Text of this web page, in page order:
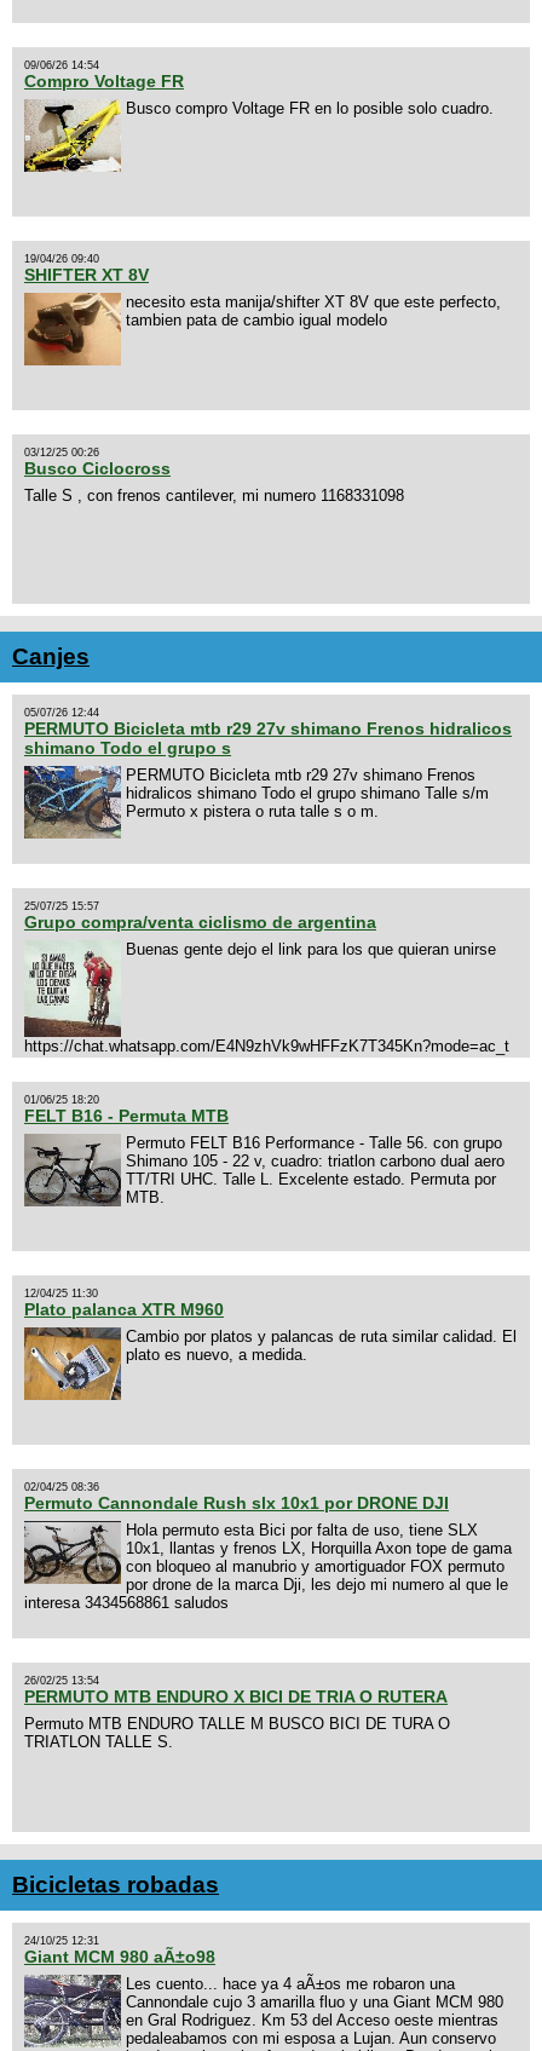
09/06/26 14:54
Compro Voltage FR
Busco compro Voltage FR en lo posible solo cuadro.
19/04/26 09:40
SHIFTER XT 8V
necesito esta manija/shifter XT 8V que este perfecto,
tambien pata de cambio igual modelo
03/12/25 00:26
Busco Ciclocross
Talle S , con frenos cantilever, mi numero 1168331098
Canjes
05/07/26 12:44
PERMUTO Bicicleta mtb r29 27v shimano Frenos hidralicos
shimano Todo el grupo s
PERMUTO Bicicleta mtb r29 27v shimano Frenos
hidralicos shimano Todo el grupo shimano Talle s/m
Permuto x pistera o ruta talle s o m.
25/07/25 15:57
Grupo compra/venta ciclismo de argentina
Buenas gente dejo el link para los que quieran unirse
https://chat.whatsapp.com/E4N9zhVk9wHFFzK7T345Kn?mode=ac_t
01/06/25 18:20
FELT B16 - Permuta MTB
Permuto FELT B16 Performance - Talle 56. con grupo
Shimano 105 - 22 v, cuadro: triatlon carbono dual aero
TT/TRI UHC. Talle L. Excelente estado. Permuta por
MTB.
12/04/25 11:30
Plato palanca XTR M960
Cambio por platos y palancas de ruta similar calidad. El
plato es nuevo, a medida.
02/04/25 08:36
Permuto Cannondale Rush slx 10x1 por DRONE DJI
Hola permuto esta Bici por falta de uso, tiene SLX
10x1, llantas y frenos LX, Horquilla Axon tope de gama
con bloqueo al manubrio y amortiguador FOX permuto
por drone de la marca Dji, les dejo mi numero al que le
interesa 3434568861 saludos
26/02/25 13:54
PERMUTO MTB ENDURO X BICI DE TRIA O RUTERA
Permuto MTB ENDURO TALLE M BUSCO BICI DE TURA O
TRIATLON TALLE S.
Bicicletas robadas
24/10/25 12:31
Giant MCM 980 aÃ±o98
Les cuento... hace ya 4 aÃ±os me robaron una
Cannondale cujo 3 amarilla fluo y una Giant MCM 980
en Gral Rodriguez. Km 53 del Acceso oeste mientras
pedaleabamos con mi esposa a Lujan. Aun conservo